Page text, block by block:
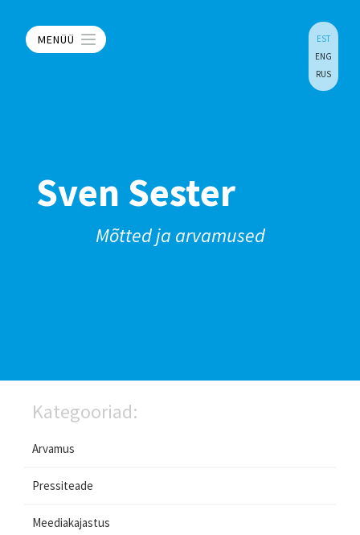
MENÜÜ
EST
ENG
RUS
Sven Sester
Mõtted ja arvamused
Kategooriad:
Arvamus
Pressiteade
Meediakajastus